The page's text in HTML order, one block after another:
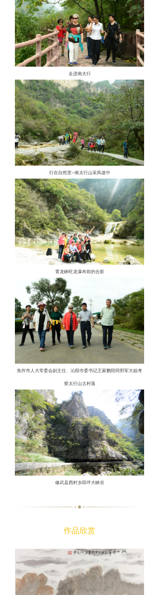
走进南太行
行在自然里--南太行山采风途中
青龙峡旺龙瀑布前的合影
焦作市人大常委会副主任、沁阳市委书记王家鹏陪同邢军大姐考
察太行山古村落
修武县西村乡田坪大峡谷
作品欣赏